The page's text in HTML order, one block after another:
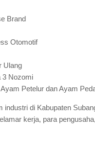
Brand
Otomotif
Ulang
3 Nozomi
Petelur dan Ayam
industri di Kabupaten
kerja, para